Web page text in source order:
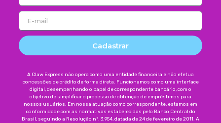
Cadastrar
A Claw Express não opera como uma entidade financeira e não efetua
concessões de crédito de forma direta. Funcionamos como uma interface
digital, desempenhando o papel de correspondente bancário, com o
objetivo de simplificar o processo de obtenção de empréstimos para
nossos usuários. Em nossa atuação como correspondente, estamos em
conformidade com as normativas estabelecidas pelo Banco Central do
Brasil, seguindo a Resolução nº. 3.954, datada de 24 de fevereiro de 2011. A